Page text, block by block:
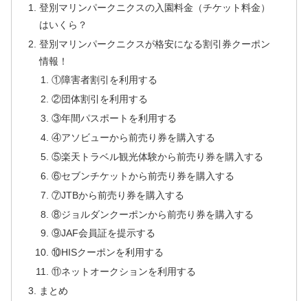
登別マリンパークニクスの入園料金（チケット料金）
はいくら？
登別マリンパークニクスが格安になる割引券クーポン
情報！
①障害者割引を利用する
②団体割引を利用する
③年間パスポートを利用する
④アソビューから前売り券を購入する
⑤楽天トラベル観光体験から前売り券を購入する
⑥セブンチケットから前売り券を購入する
⑦JTBから前売り券を購入する
⑧ジョルダンクーポンから前売り券を購入する
⑨JAF会員証を提示する
⑩HISクーポンを利用する
⑪ネットオークションを利用する
まとめ